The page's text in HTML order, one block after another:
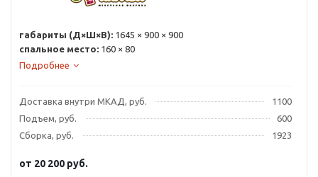
габариты (Д×Ш×В): 1645 × 900 × 900
спальное место: 160 × 80
Подробнее
Доставка внутри МКАД, руб.
1100
Подъем, руб.
600
Сборка, руб.
1923
от 20 200 руб.